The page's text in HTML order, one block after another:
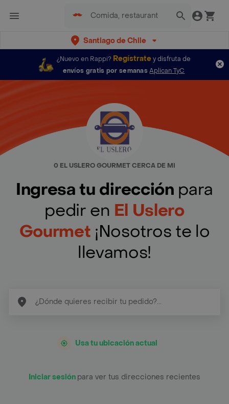
Santiago de Chile
¿Nuevo en Rappi? Regístratey disfruta de
envíos gratis por semanas Aplican TyC
0 EL USLERO GOURMET CERCA DE MI
Ingresa tu dirección para
pedir en El Uslero
Gourmet ¡Nosotros te lo
llevamos!
Usa tu ubicación actual
Iniciar sesión para ver tus direcciones recientes